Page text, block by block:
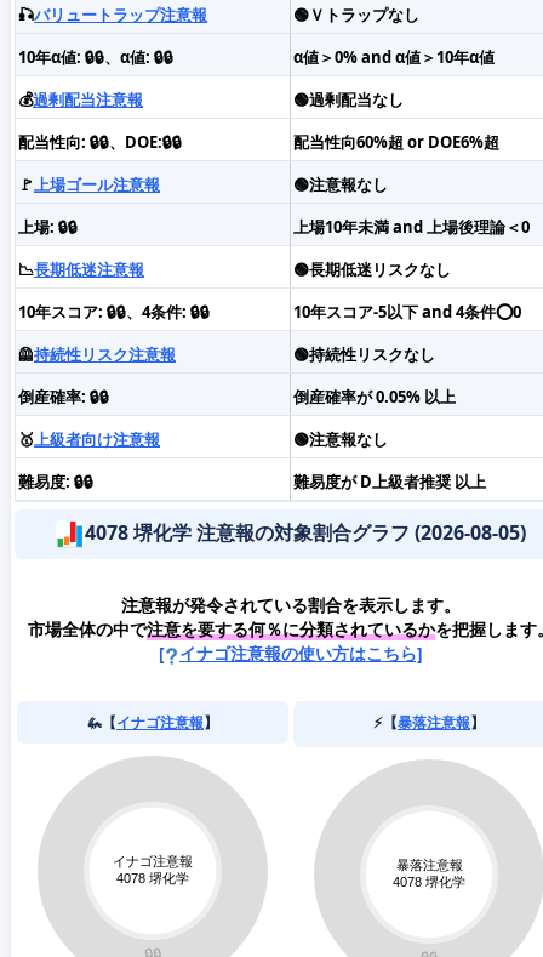
🎣バリュートラップ注意報
🟢Ｖトラップなし
10年α値: 🔒🔒、α値: 🔒🔒
α値＞0% and α値＞10年α値
💰過剰配当注意報
🟢過剰配当なし
配当性向: 🔒🔒、DOE:🔒🔒
配当性向60%超 or DOE6%超
🚩上場ゴール注意報
🟢注意報なし
上場: 🔒🔒
上場10年未満 and 上場後理論＜0
📉長期低迷注意報
🟢長期低迷リスクなし
10年スコア: 🔒🔒、4条件: 🔒🔒
10年スコア-5以下 and 4条件⭕️0
🦺持続性リスク注意報
🟢持続性リスクなし
倒産確率: 🔒🔒
倒産確率が 0.05% 以上
🥇上級者向け注意報
🟢注意報なし
難易度: 🔒🔒
難易度が D上級者推奨 以上
4078 堺化学 注意報の対象割合グラフ (2026-08-05)
注意報が発令されている割合を表示します。
市場全体の中で注意を要する何％に分類されているかを把握します
[
イナゴ注意報の使い方はこちら]
🦗【イナゴ注意報】 ⚡️【暴落注意報】